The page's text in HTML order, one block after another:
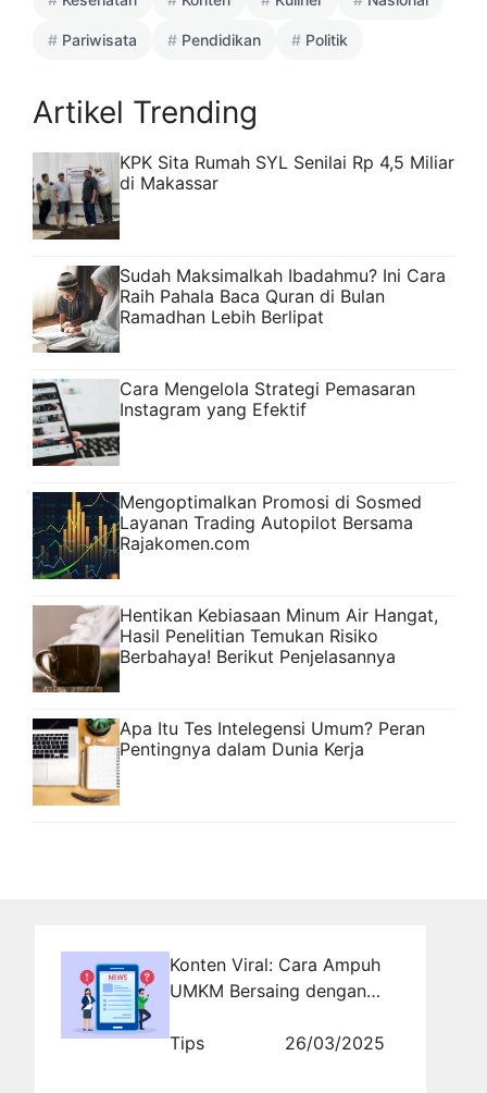
Pariwisata Pendidikan Politik
Artikel Trending
KPK Sita Rumah SYL Senilai Rp 4,5 Miliar
di Makassar
Sudah Maksimalkah Ibadahmu? Ini Cara
Raih Pahala Baca Quran di Bulan
Ramadhan Lebih Berlipat
Cara Mengelola Strategi Pemasaran
Instagram yang Efektif
Mengoptimalkan Promosi di Sosmed
Layanan Trading Autopilot Bersama
Rajakomen.com
Hentikan Kebiasaan Minum Air Hangat,
Hasil Penelitian Temukan Risiko
Berbahaya! Berikut Penjelasannya
Apa Itu Tes Intelegensi Umum? Peran
Pentingnya dalam Dunia Kerja
Konten Viral: Cara Ampuh
UMKM Bersaing dengan
Tips
26/03/2025